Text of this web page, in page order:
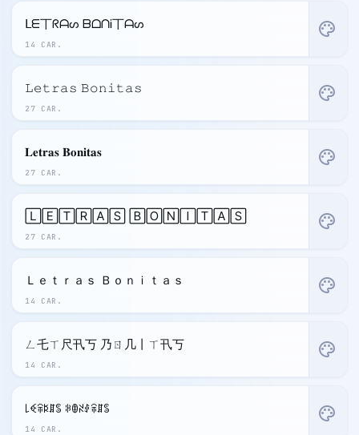
14 CAR.
ᒪᗴ丅ᖇᗩᔕ ᗷᗝᑎᎥ丅ᗩᔕ palette
27 CAR.
𝙻𝚎𝚝𝚛𝚊𝚜 𝙱𝚘𝚗𝚒𝚝𝚊𝚜 palette
27 CAR.
𝐋𝐞𝐭𝐫𝐚𝐬 𝐁𝐨𝐧𝐢𝐭𝐚𝐬 palette
27 CAR.
🄻🄴🅃🅁🄰🅂 🄱🄾🄽🄸🅃🄰🅂 palette
14 CAR.
Ｌｅｔｒａｓ Ｂｏｎｉｔａｓ palette
14 CAR.
ㄥ乇ㄒ尺卂丂 乃ㄖ几丨ㄒ卂丂 palette
14 CAR.
꒒ꈼꋖꌅꁲꌚ ꋰꂦꋊꂑꋖꁲꌚ palette